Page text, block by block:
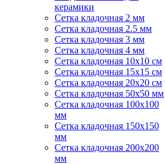
керамики
Сетка кладочная 2 мм
Сетка кладочная 2.5 мм
Сетка кладочная 3 мм
Сетка кладочная 4 мм
Сетка кладочная 10x10 см
Сетка кладочная 15x15 см
Сетка кладочная 20x20 см
Сетка кладочная 50x50 мм
Сетка кладочная 100x100
мм
Сетка кладочная 150x150
мм
Сетка кладочная 200x200
мм